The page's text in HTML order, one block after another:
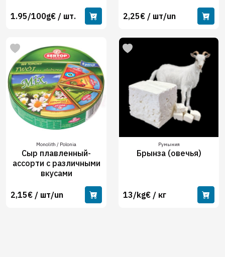
1.95/100g€ / шт. 2,25€ / шт/un
Monolith / Polonia
Сыр плавленный-
ассорти с различными
вкусами
2,15€ / шт/un
Румыния
Брынза (овечья)
13/kg€ / кг